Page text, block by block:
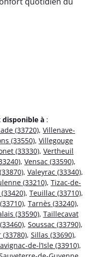
disponible à :
(33720), Villenave-
(33550), Villegouge
(33330), Vertheuil
, Vensac (33590),
, Valeyrac (33340),
(33210), Tizac-de-
, Teuillac (33710),
, Tarnès (33240),
(33590), Taillecavat
, Soussac (33790),
, Sillas (33690),
de-l’Isle (33910),